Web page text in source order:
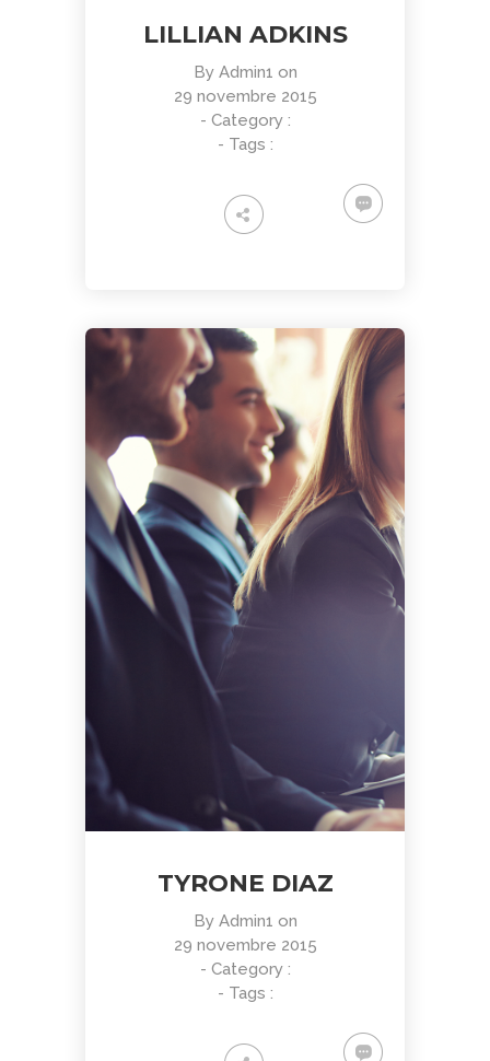
LILLIAN ADKINS
By Admin1 on
29 novembre 2015
- Category :
- Tags :
TYRONE DIAZ
By Admin1 on
29 novembre 2015
- Category :
- Tags :